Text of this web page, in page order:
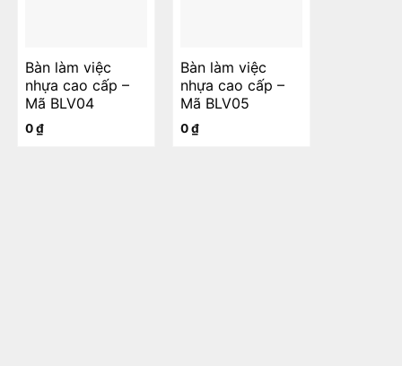
Bàn làm việc
nhựa cao cấp –
Mã BLV04
0₫
Bàn làm việc
nhựa cao cấp –
Mã BLV05
0₫